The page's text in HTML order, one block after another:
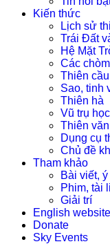
Kiến thức
Lịch sử
Trái Đất
Hệ Mặt
Các
Thiên
Sao, tinh
Thiên hà
Vũ trụ học
Thiên
Dụng cụ
Chủ đề
Tham khảo
Bài viết,
Phim, tài
Giải trí
English website
Donate
Sky Events